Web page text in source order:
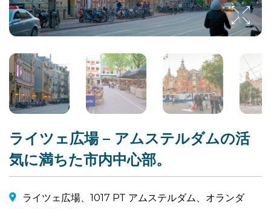
ライツェ広場 – アムステルダムの活
気に満ちた市内中心部。
ライツェ広場、1017 PT アムステルダム、オランダ